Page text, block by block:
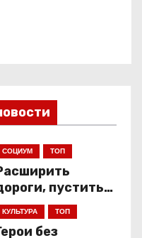
СОЦИУМ ТОП
пустить
КУЛЬТУРА ТОП
без